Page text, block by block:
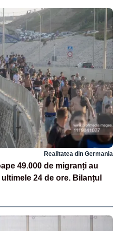
Realitatea din Germania
49.000 de migranți au
24 de ore. Bilanțul